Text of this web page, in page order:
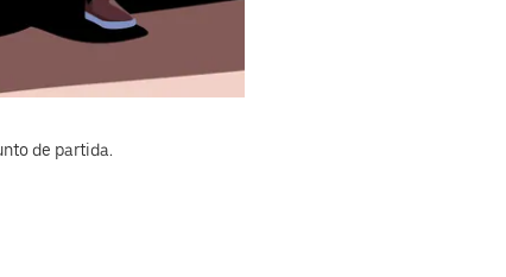
de partida.